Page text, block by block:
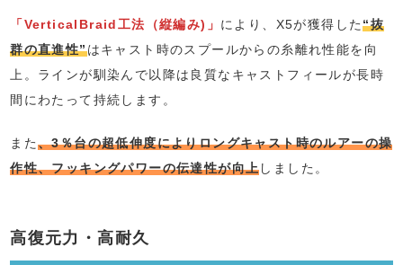
「VerticalBraid工法（縦編み)」 により、X5が獲得した“抜
群の直進性”はキャスト時のスプールからの糸離れ性能を向
上。ラインが馴染んで以降は良質なキャストフィールが長時
間にわたって持続します。
また、3％台の超低伸度によりロングキャスト時のルアーの操
作性、フッキングパワーの伝達性が向上しました。
高復元力・高耐久